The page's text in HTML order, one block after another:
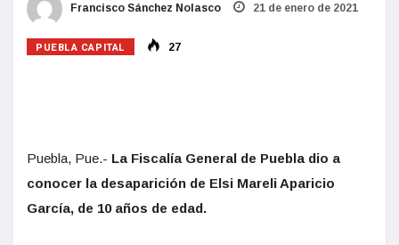
Francisco Sánchez Nolasco 21 de enero de 2021
PUEBLA CAPITAL 27
Puebla, Pue.- La Fiscalía General de Puebla dio a
conocer la desaparición de Elsi Mareli Aparicio
García, de 10 años de edad.